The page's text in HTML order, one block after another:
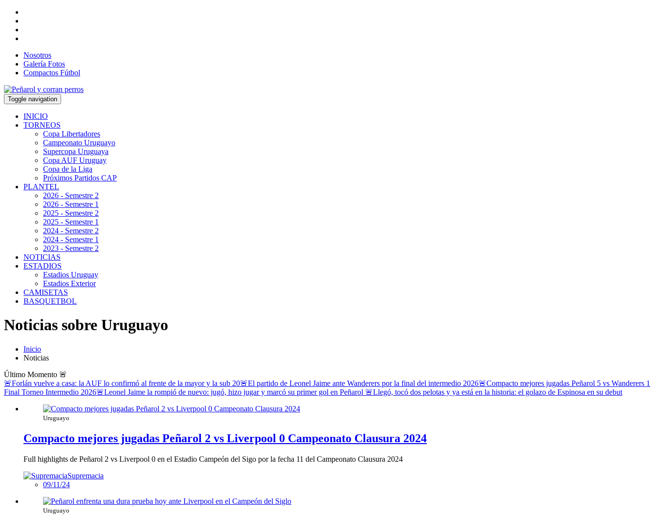
Nosotros
Galería Fotos
Compactos Fútbol
Toggle navigation
INICIO
TORNEOS
Copa Libertadores
Campeonato Uruguayo
Supercopa Uruguaya
Copa AUF Uruguay
Copa de la Liga
Próximos Partidos CAP
PLANTEL
2026 - Semestre 2
2026 - Semestre 1
2025 - Semestre 2
2025 - Semestre 1
2024 - Semestre 2
2024 - Semestre 1
2023 - Semestre 2
NOTICIAS
ESTADIOS
Estadios Uruguay
Estadios Exterior
CAMISETAS
BASQUETBOL
Noticias sobre Uruguayo
Inicio
Noticias
Último Momento 🚨
🚨Forlán vuelve a casa: la AUF lo confirmó al frente de la mayor y la sub 20🚨El partido de Leonel Jaime ante Wanderers por la final del intermedio 2026🚨Compacto mejores jugadas Peñarol 5 vs Wanderers 1
Final Torneo Intermedio 2026🚨Leonel Jaime la rompió de nuevo: jugó, hizo jugar y marcó su primer gol en Peñarol 🚨Llegó, tocó dos pelotas y ya está en la historia: el golazo de Espinosa en su debut
Uruguayo
Compacto mejores jugadas Peñarol 2 vs Liverpool 0 Campeonato Clausura 2024
Full highlights de Peñarol 2 vs Liverpool 0 en el Estadio Campeón del Sigo por la fecha 11 del Campeonato Clausura 2024
Supremacia
09/11/24
Uruguayo